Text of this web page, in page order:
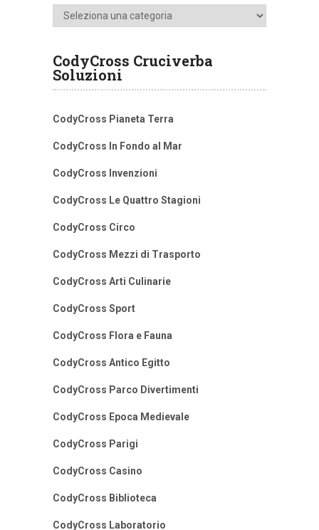
Categorie
CodyCross Cruciverba
Soluzioni
CodyCross Pianeta Terra
CodyCross In Fondo al Mar
CodyCross Invenzioni
CodyCross Le Quattro Stagioni
CodyCross Circo
CodyCross Mezzi di Trasporto
CodyCross Arti Culinarie
CodyCross Sport
CodyCross Flora e Fauna
CodyCross Antico Egitto
CodyCross Parco Divertimenti
CodyCross Epoca Medievale
CodyCross Parigi
CodyCross Casino
CodyCross Biblioteca
CodyCross Laboratorio